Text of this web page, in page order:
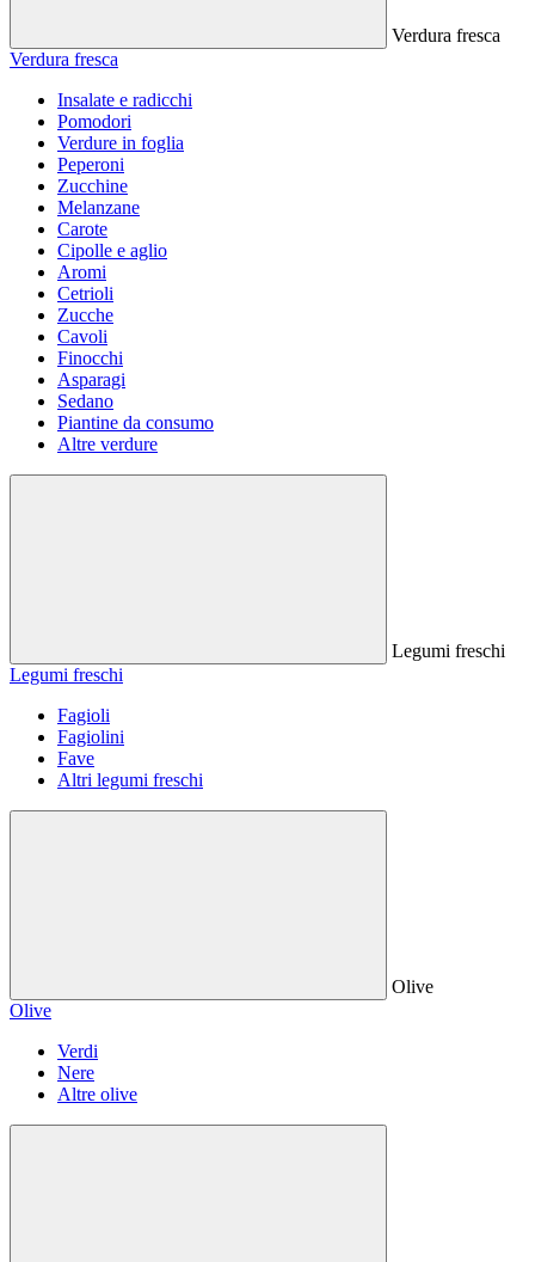
Verdura fresca
Verdura fresca
Insalate e radicchi
Pomodori
Verdure in foglia
Peperoni
Zucchine
Melanzane
Carote
Cipolle e aglio
Aromi
Cetrioli
Zucche
Cavoli
Finocchi
Asparagi
Sedano
Piantine da consumo
Altre verdure
Legumi freschi
Legumi freschi
Fagioli
Fagiolini
Fave
Altri legumi freschi
Olive
Olive
Verdi
Nere
Altre olive